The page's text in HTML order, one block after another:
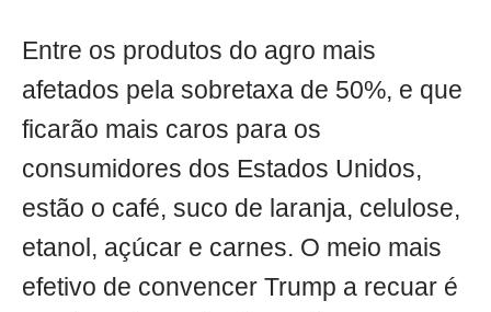
Entre os produtos do agro mais
afetados pela sobretaxa de 50%, e que
ficarão mais caros para os
consumidores dos Estados Unidos,
estão o café, suco de laranja, celulose,
etanol, açúcar e carnes. O meio mais
efetivo de convencer Trump a recuar é